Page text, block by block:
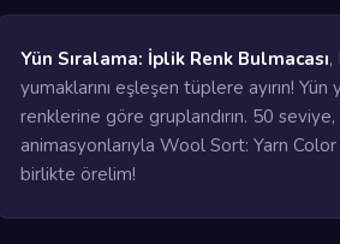
Yün Sıralama: İplik Renk Bulmacası,
yumaklarını eşleşen tüplere ayırın!
renklerine göre gruplandırın. 50
animasyonlarıyla Wool Sort: Yarn
birlikte örelim!